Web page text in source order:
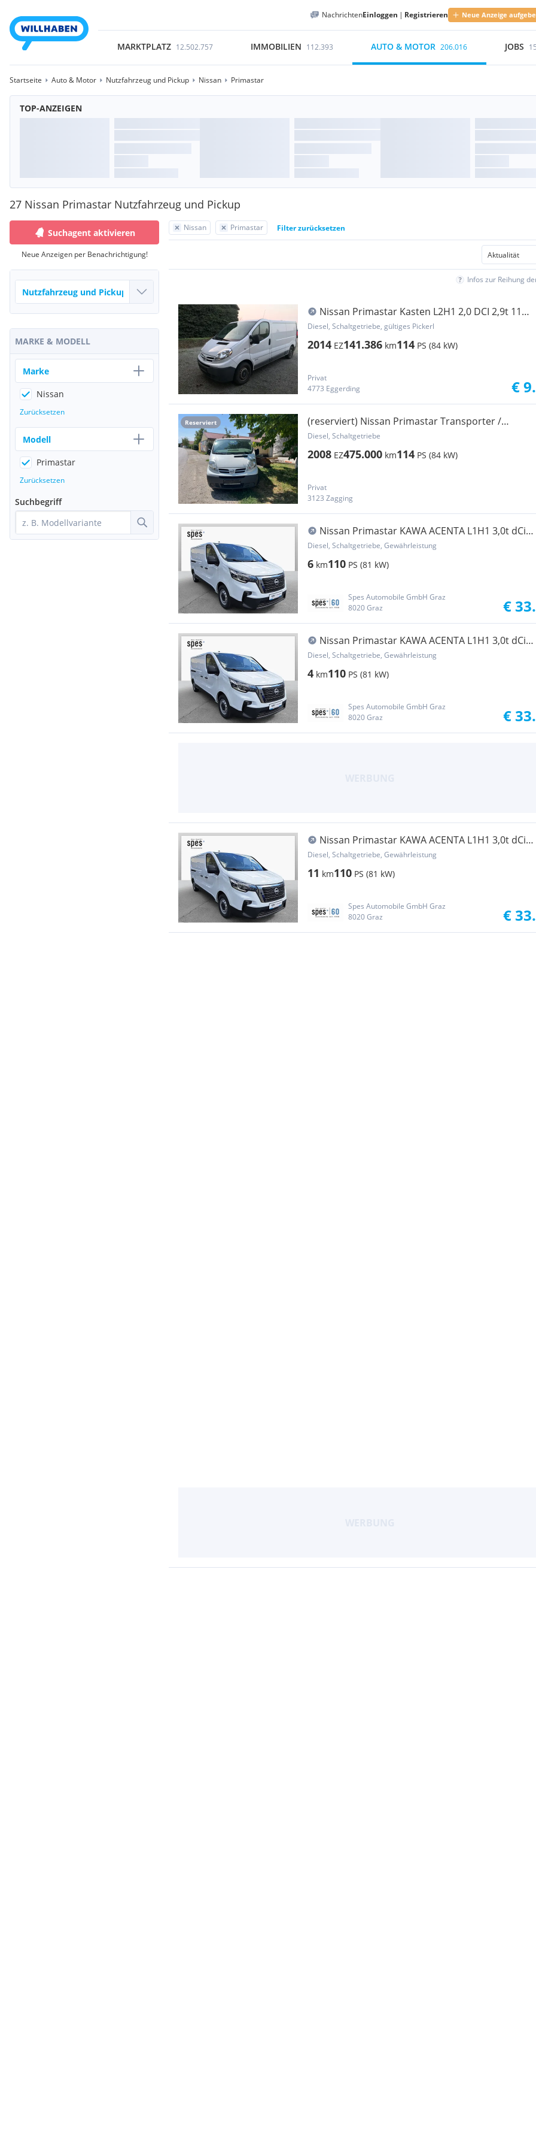
NachrichtenEinloggen | Registrieren Neue Anzeige
MARKTPLATZ 12.502.757 IMMOBILIEN 112.393 AUTO & MOTOR 206.016 JOBS
Startseite Auto & Motor Nutzfahrzeug und Pickup Nissan Primastar
TOP-ANZEIGEN
27 Nissan Primastar Nutzfahrzeug und Pickup
Nissan Primastar Filter zurücksetzen
Infos zur Reihung
Nissan Primastar Kasten L2H1 2,0 DCI 2,9t 115
comfort DPF Transporter / Kastenwagen
Diesel, Schaltgetriebe, gültiges Pickerl
2014 EZ141.386 km114 PS (84 kW)
Privat
4773 Eggerding
€
Reserviert
(reserviert) Nissan Primastar Transporter /
Kastenwagen
Diesel, Schaltgetriebe
2008 EZ475.000 km114 PS (84 kW)
Privat
3123 Zagging
Nissan Primastar KAWA ACENTA L1H1 3,0t dCi
110 6MT Transporter / Kastenwagen
Diesel, Schaltgetriebe, Gewährleistung
6 km110 PS (81 kW)
Spes Automobile GmbH Graz
8020 Graz
€
Nissan Primastar KAWA ACENTA L1H1 3,0t dCi
110 6MT Transporter / Kastenwagen
Diesel, Schaltgetriebe, Gewährleistung
4 km110 PS (81 kW)
Spes Automobile GmbH Graz
8020 Graz
€
Nissan Primastar KAWA ACENTA L1H1 3,0t dCi
110 6MT Transporter / Kastenwagen
Diesel, Schaltgetriebe, Gewährleistung
11 km110 PS (81 kW)
Spes Automobile GmbH Graz
8020 Graz
€
Suchagent aktivieren
Neue Anzeigen per Benachrichtigung!
MARKE & MODELL
Marke
Nissan
Zurücksetzen
Modell
Primastar
Zurücksetzen
Suchbegriff